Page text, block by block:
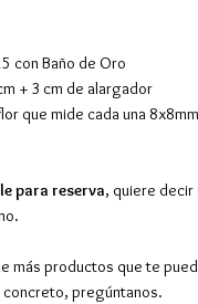
con Baño de Oro
+ 3 cm de alargador
que mide cada una 8x8mm
para reserva, quiere decir
más productos que te
concreto, pregúntanos.